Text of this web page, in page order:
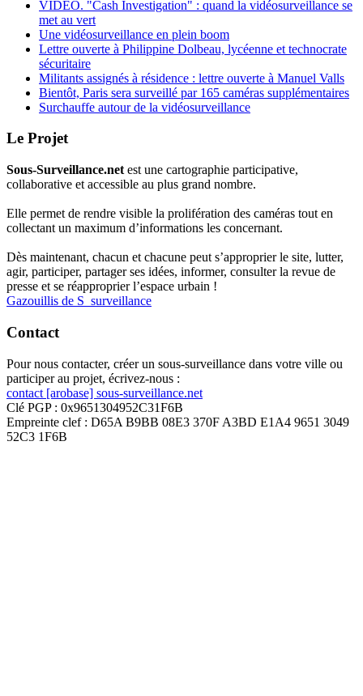
VIDEO. "Cash Investigation" : quand la vidéosurveillance se
met au vert
Une vidéosurveillance en plein boom
Lettre ouverte à Philippine Dolbeau, lycéenne et technocrate
sécuritaire
Militants assignés à résidence : lettre ouverte à Manuel Valls
Bientôt, Paris sera surveillé par 165 caméras supplémentaires
Surchauffe autour de la vidéosurveillance
Le Projet
Sous-Surveillance.net est une cartographie participative,
collaborative et accessible au plus grand nombre.
Elle permet de rendre visible la prolifération des caméras tout en
collectant un maximum d’informations les concernant.
Dès maintenant, chacun et chacune peut s’approprier le site, lutter,
agir, participer, partager ses idées, informer, consulter la revue de
presse et se réapproprier l’espace urbain !
Gazouillis de S_surveillance
Contact
Pour nous contacter, créer un sous-surveillance dans votre ville ou
participer au projet, écrivez-nous :
contact [arobase] sous-surveillance.net
Clé PGP : 0x9651304952C31F6B
Empreinte clef : D65A B9BB 08E3 370F A3BD E1A4 9651 3049
52C3 1F6B